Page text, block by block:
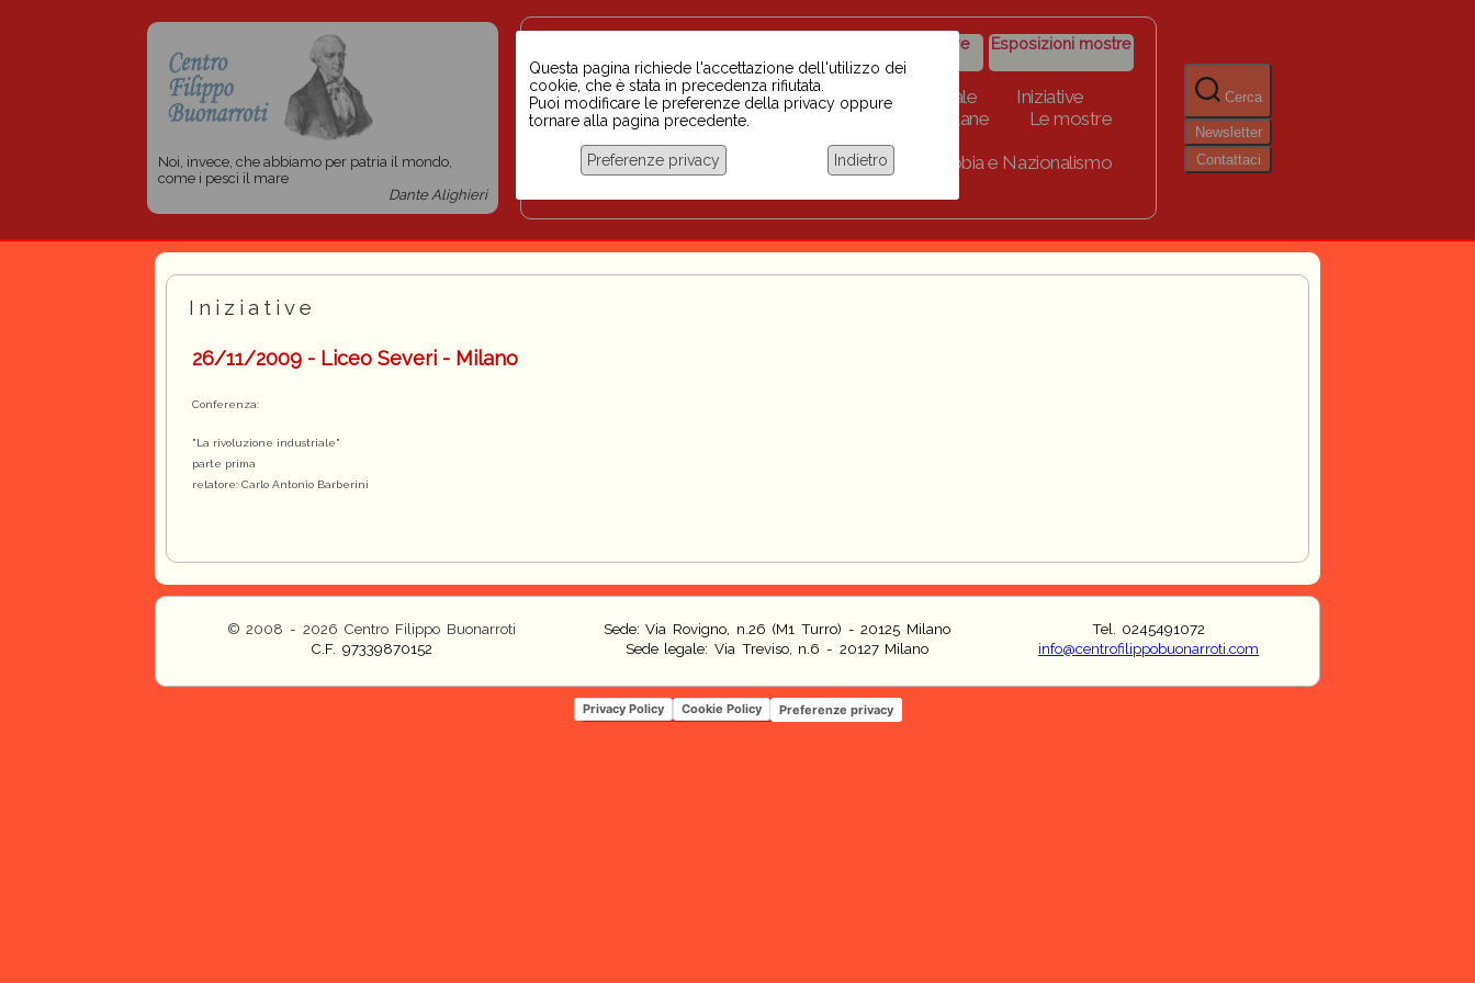
Noi, invece, che abbiamo per patria il mondo,
come i pesci il mare
Dante Alighieri
razzismo
iniziative
Storico iniziative Esposizioni mostre
Home Scuola BINARI Biblioteca digitale
Iniziative
Progetti per le scuole 2023-2024
Link Collane
Le mostre
Chi siamo
Coordinamento Docenti contro Razzismo, Xenofobia e Nazionalismo
Cerca
Newsletter
Contattaci
Questa pagina richiede l'accettazione dell'utilizzo dei
cookie, che è stata in precedenza rifiutata.
Puoi modificare le preferenze della privacy oppure
tornare alla pagina precedente.
Preferenze privacy Indietro
Iniziative
26/11/2009 - Liceo Severi - Milano
Conferenza:
"La rivoluzione industriale"
parte prima
relatore: Carlo Antonio Barberini
© 2008 - 2026 Centro Filippo Buonarroti
C.F. 97339870152
Sede: Via Rovigno, n.26 (M1 Turro) - 20125 Milano
Sede legale: Via Treviso, n.6 - 20127 Milano
Tel. 0245491072
info@centrofilippobuonarroti.com
Privacy Policy Cookie Policy Preferenze privacy